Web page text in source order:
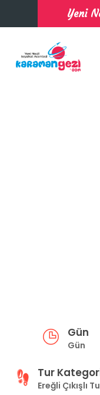
Yeni
Gün
Gün
Tur
Ereğli Çıkışlı